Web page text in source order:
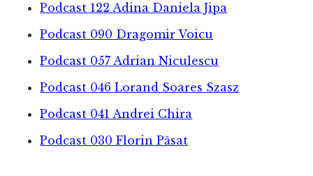
Podcast 122 Adina Daniela Jipa
Podcast 090 Dragomir Voicu
Podcast 057 Adrian Niculescu
Podcast 046 Lorand Soares Szasz
Podcast 041 Andrei Chira
Podcast 030 Florin Păsat